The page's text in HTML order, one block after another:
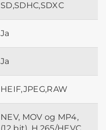
SD,SDHC,SDXC
Ja
Ja
HEIF,JPEG,RAW
NEV, MOV og MP4,